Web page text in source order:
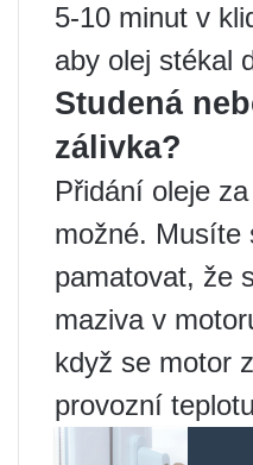
5-10 minut v
aby olej stékal
Studená
zálivka?
Přidání oleje
možné. Musíte
pamatovat, že
maziva v
když se motor
provozní